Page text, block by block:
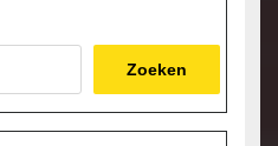
Zoeken